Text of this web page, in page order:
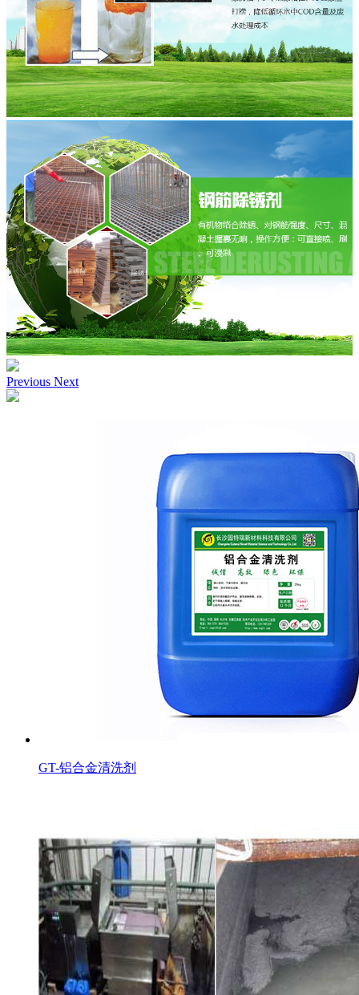
Previous Next
GT-铝合金清洗剂